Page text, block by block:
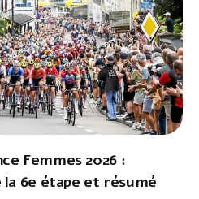
Femmes 2026 :
la 6e étape et résumé